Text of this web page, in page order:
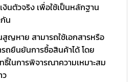
งินตัวจริง เพื่อใช้เป็นหลักฐาน
น
ญหาย สามารถใช้เอกสารหรือ
ถยืนยันการซื้อสินค้าได้ โดย
ในการพิจารณาความเหมาะสม
ว